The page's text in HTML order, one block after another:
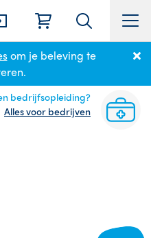
om je beleving te
bedrijfsopleiding?
Alles voor bedrijven